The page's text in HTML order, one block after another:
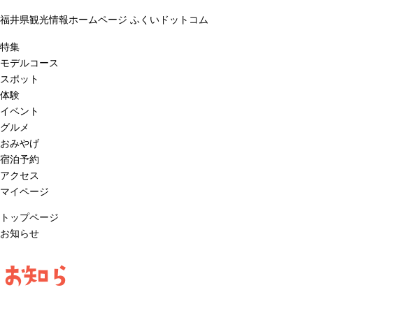
福井県観光情報ホームページ ふくいドットコム
特集
モデルコース
スポット
体験
イベント
グルメ
おみやげ
宿泊予約
アクセス
マイページ
トップページ
お知らせ
知ら